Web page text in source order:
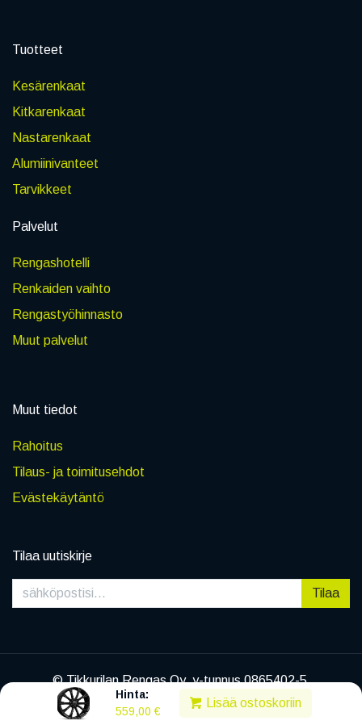
Hinta:
559,00 €
Lisää ostoskoriin
Tuotteet
Kesärenkaat
Kitkarenkaat
Nastarenkaat
Alumiinivanteet
Tarvikkeet
Palvelut
Rengashotelli
Renkaiden vaihto
Rengastyöhinnasto
Muut palvelut
Muut tiedot
Rahoitus
Tilaus- ja toimitusehdot
Evästekäytäntö
Tilaa uutiskirje
Tilaa
© Tikkurilan Rengas Oy, y-tunnus 0865402-5
|Tietosuojaseloste